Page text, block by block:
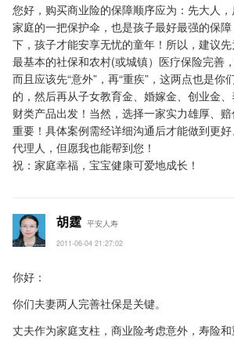
您好，购买商业险的保障顺序应为：先大人
家庭的一把保护伞，也是孩子最好最强的保
下，孩子才能安享无忧的童年！所以，建议
最基本的社保和农村(或城镇）医疗保险完善
而且应该先“意外”，再“重疾”，这两点也是你
的，然后再从子女教育金、婚嫁金、创业金
财类产品出发！当然，选择一家实力雄厚、
重要！具体案例需经详细沟通后才能做到更
代理人，但愿我也能帮到您！
祝：家庭幸福，宝宝健康可爱地成长！
胡霆 平安人寿
2011-06-04 21:27:02
你好：
你们夫妻两人完善社保是关键。
丈夫作为家庭支柱，商业险考虑意外，寿险和